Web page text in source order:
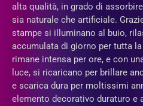
alta qualità, in grado di
sia naturale che artificiale.
stampe si illuminano al buio,
accumulata di giorno per tutta
rimane intensa per ore, e con
luce, si ricaricano per brillare
e scarica dura per moltissimi
elemento decorativo duraturo e